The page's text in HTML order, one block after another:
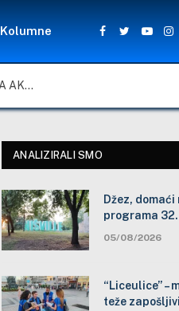
Kolumne
Facebook
Twitter
ZA LEPŠE I BEZBEDNIJE ŠKOLSKO DVORIŠTE: ZAJEDNIČKA AKCIJA MEŠTANA, NASTAVNIKA I ĐAKA U SELU VLASE KOD VRANJA
ANALIZIRALI SMO
Džez,
programa 32.
05/08/2026
“Liceulice” –
teže